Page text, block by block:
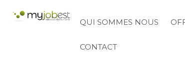
QUI SOMMES NOUS
CONTACT